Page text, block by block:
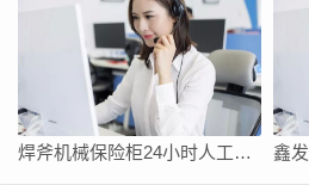
焊斧机械保险柜24小时人工客服在线服务